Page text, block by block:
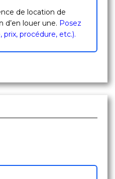
de location de
d’en louer une. Posez
procédure, etc.).